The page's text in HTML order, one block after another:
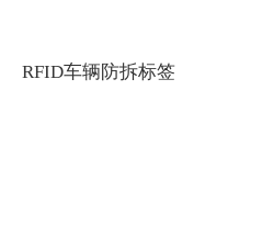
RFID车辆防拆标签